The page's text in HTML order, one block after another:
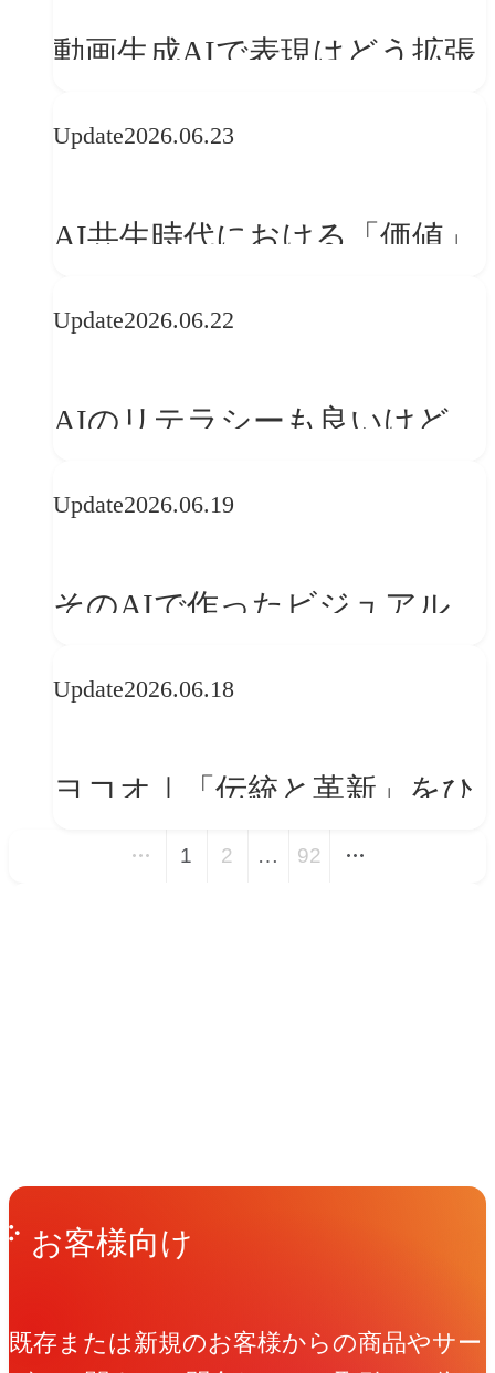
動画生成AIで表現はどう拡張
伸吾が語る、AI時代の「プロ
Update2026.06.23
AI共生時代における「価値」
「正解」をAIが教えてくれる
Update2026.06.22
AIのリテラシーも良いけど、
は大丈夫か?【POLA春節事例
Update2026.06.19
そのAIで作ったビジュアル、
せんか？
Update2026.06.18
ヨコオ｜「伝統と革新」をひ
とつの世界観に──新VIを体
1 2 … 92
Get in Touchお問い合わせ
お客様向け
既存または新規のお客様からの商品やサー